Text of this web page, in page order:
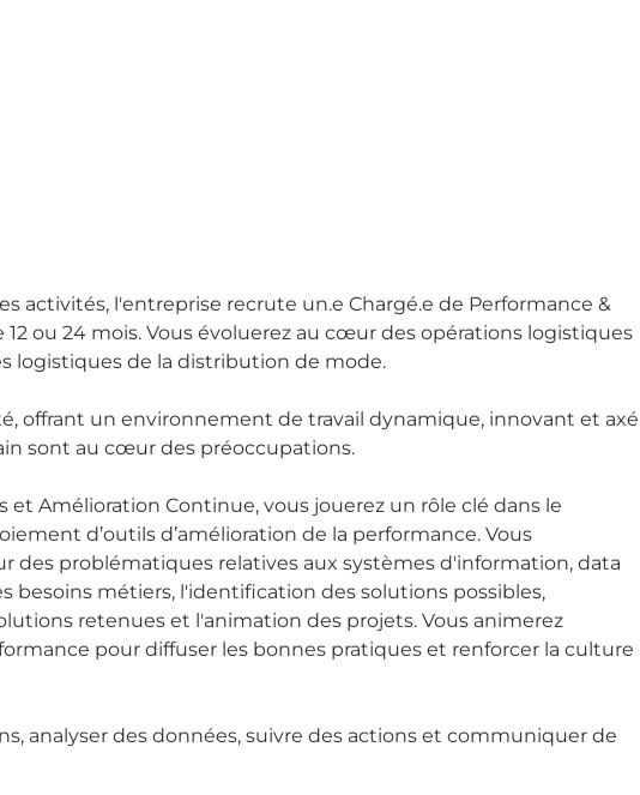
activités, l'entreprise recrute un.e Chargé.e de Performance &
ou 24 mois. Vous évoluerez au cœur des opérations logistiques
logistiques de la distribution de mode.
offrant un environnement de travail dynamique, innovant et axé
sont au cœur des préoccupations.
et Amélioration Continue, vous jouerez un rôle clé dans le
d’outils d’amélioration de la performance. Vous
des problématiques relatives aux systèmes d'information, data
besoins métiers, l'identification des solutions possibles,
retenues et l'animation des projets. Vous animerez
pour diffuser les bonnes pratiques et renforcer la culture
analyser des données, suivre des actions et communiquer de